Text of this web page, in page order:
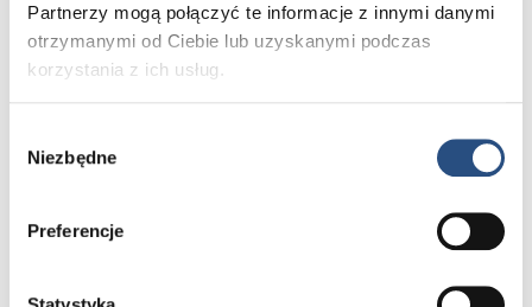
Partnerzy mogą połączyć te informacje z innymi danymi
otrzymanymi od Ciebie lub uzyskanymi podczas
korzystania z ich usług.
zgody
Niezbędne
Preferencje
AdBlue to bezbarwnyinieszkodliwypłyn, który wlewa
się do oddzielnego zbiornika. Zbiornik ten może
znajdować się w bagażniku, pod maską samochodu lub
W składzie AdBlue znajduje się mocznik i woda
demineralizowana. Niezależnie od producenta skład
kupować droższych wersji płynu wyłącznie ze względu